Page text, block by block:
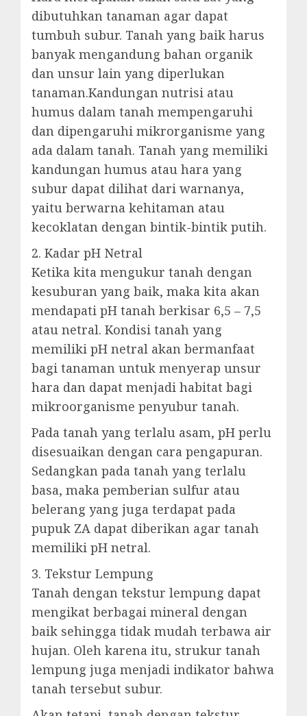
dibutuhkan tanaman agar dapat
tumbuh subur. Tanah yang baik harus
banyak mengandung bahan organik
dan unsur lain yang diperlukan
tanaman.Kandungan nutrisi atau
humus dalam tanah mempengaruhi
dan dipengaruhi mikrorganisme yang
ada dalam tanah. Tanah yang memiliki
kandungan humus atau hara yang
subur dapat dilihat dari warnanya,
yaitu berwarna kehitaman atau
kecoklatan dengan bintik-bintik putih.
2. Kadar pH Netral
Ketika kita mengukur tanah dengan
kesuburan yang baik, maka kita akan
mendapati pH tanah berkisar 6,5 – 7,5
atau netral. Kondisi tanah yang
memiliki pH netral akan bermanfaat
bagi tanaman untuk menyerap unsur
hara dan dapat menjadi habitat bagi
mikroorganisme penyubur tanah.
Pada tanah yang terlalu asam, pH perlu
disesuaikan dengan cara pengapuran.
Sedangkan pada tanah yang terlalu
basa, maka pemberian sulfur atau
belerang yang juga terdapat pada
pupuk ZA dapat diberikan agar tanah
memiliki pH netral.
3. Tekstur Lempung
Tanah dengan tekstur lempung dapat
mengikat berbagai mineral dengan
baik sehingga tidak mudah terbawa air
hujan. Oleh karena itu, strukur tanah
lempung juga menjadi indikator bahwa
tanah tersebut subur.